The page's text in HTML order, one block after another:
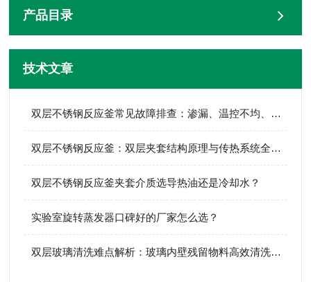
产品目录
技术文章
双层不锈钢反应釜常见故障排查：渗漏、温控不均、搅拌异响
双层不锈钢反应釜：双层夹套结构原理与传热系统全解析
双层不锈钢反应釜夹套介质选导热油还是冷却水？
实验室旋转蒸发器口碑好的厂家怎么选？
双层玻璃清洗难点解析：玻璃内壁残留物料高效清洗方案